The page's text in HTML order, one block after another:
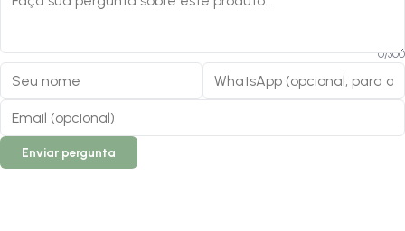
0/300
Enviar pergunta